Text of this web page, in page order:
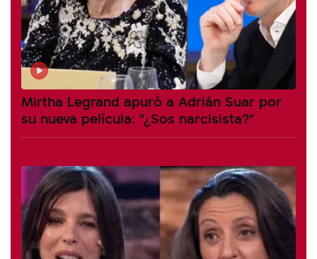
Mirtha Legrand apuró a Adrián Suar por
su nueva película: "¿Sos narcisista?"